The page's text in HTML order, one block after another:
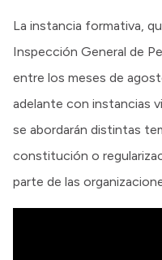
La instancia formativa,
Inspección General de
entre los meses de
adelante con instancias
se abordarán distintas
constitución o
parte de las